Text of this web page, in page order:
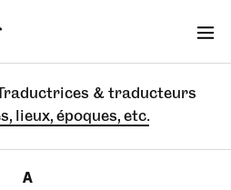
& traducteurs
lieux, époques, etc.
A